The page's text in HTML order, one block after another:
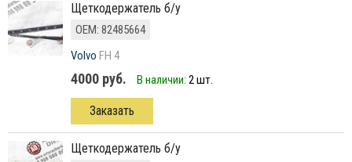
щеткодержатель б/у
ОЕМ: 82485664
Volvo FH 4
4000 руб. В наличии: 2 шт.
Заказать
щеткодержатель б/у